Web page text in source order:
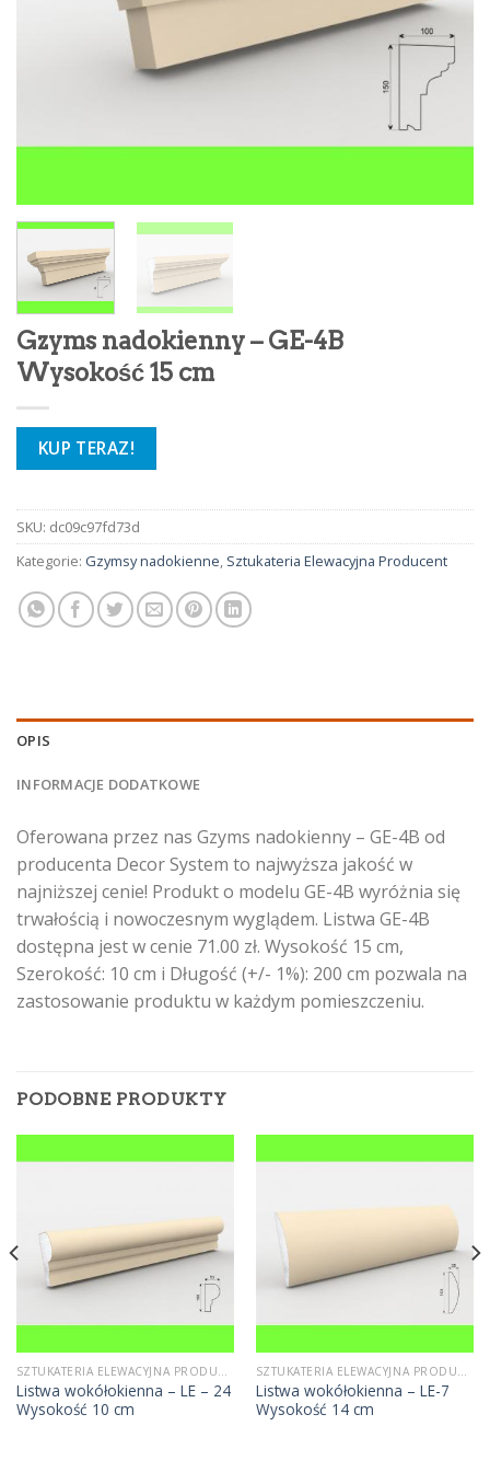
Gzyms nadokienny – GE-4B
Wysokość 15 cm
KUP TERAZ!
SKU: dc09c97fd73d
Kategorie: Gzymsy nadokienne, Sztukateria Elewacyjna Producent
OPIS
INFORMACJE DODATKOWE
Oferowana przez nas Gzyms nadokienny – GE-4B od
producenta Decor System to najwyższa jakość w
najniższej cenie! Produkt o modelu GE-4B wyróżnia się
trwałością i nowoczesnym wyglądem. Listwa GE-4B
dostępna jest w cenie 71.00 zł. Wysokość 15 cm,
Szerokość: 10 cm i Długość (+/- 1%): 200 cm pozwala na
zastosowanie produktu w każdym pomieszczeniu.
PODOBNE PRODUKTY
SZTUKATERIA ELEWACYJNA PRODUCENT
Listwa wokółokienna – LE – 24
Wysokość 10 cm
SZTUKATERIA ELEWACYJNA PRODUCENT
Listwa wokółokienna – LE-7
Wysokość 14 cm